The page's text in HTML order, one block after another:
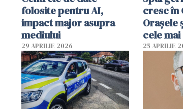
folosite pentru AI,
impact major asupra
mediului
29 APRILIE 2026
cresc în
Orașele
cele
25 APRILIE